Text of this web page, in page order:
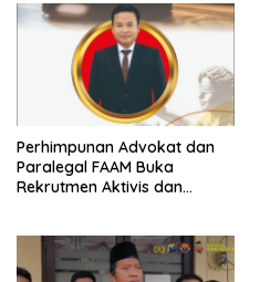
Perhimpunan Advokat dan
Paralegal FAAM Buka
Rekrutmen Aktivis dan